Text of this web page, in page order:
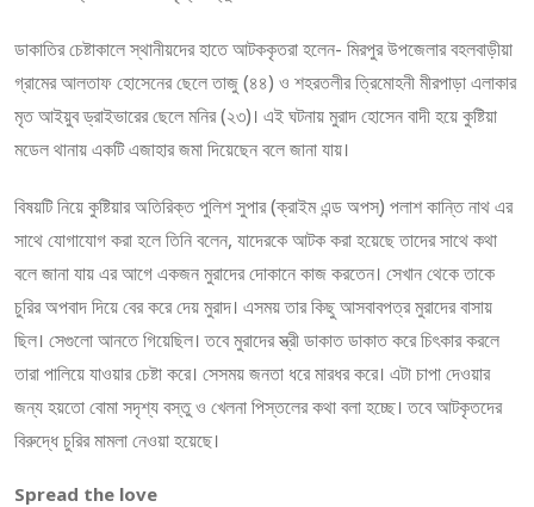
ডাকাতির চেষ্টাকালে স্থানীয়দের হাতে আটককৃতরা হলেন- মিরপুর উপজেলার বহলবাড়ীয়া
গ্রামের আলতাফ হোসেনের ছেলে তাজু (৪৪) ও শহরতলীর ত্রিমোহনী মীরপাড়া এলাকার
মৃত আইয়ুব ড্রাইভারের ছেলে মনির (২৩)। এই ঘটনায় মুরাদ হোসেন বাদী হয়ে কুষ্টিয়া
মডেল থানায় একটি এজাহার জমা দিয়েছেন বলে জানা যায়।
বিষয়টি নিয়ে কুষ্টিয়ার অতিরিক্ত পুলিশ সুপার (ক্রাইম এন্ড অপস্) পলাশ কান্তি নাথ এর
সাথে যোগাযোগ করা হলে তিনি বলেন, যাদেরকে আটক করা হয়েছে তাদের সাথে কথা
বলে জানা যায় এর আগে একজন মুরাদের দোকানে কাজ করতেন। সেখান থেকে তাকে
চুরির অপবাদ দিয়ে বের করে দেয় মুরাদ। এসময় তার কিছু আসবাবপত্র মুরাদের বাসায়
ছিল। সেগুলো আনতে গিয়েছিল। তবে মুরাদের স্ত্রী ডাকাত ডাকাত করে চিৎকার করলে
তারা পালিয়ে যাওয়ার চেষ্টা করে। সেসময় জনতা ধরে মারধর করে। এটা চাপা দেওয়ার
জন্য হয়তো বোমা সদৃশ্য বস্তু ও খেলনা পিস্তলের কথা বলা হচ্ছে। তবে আটকৃতদের
বিরুদ্ধে চুরির মামলা নেওয়া হয়েছে।
Spread the love